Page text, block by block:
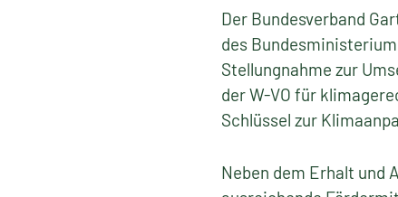
Der Bundesverband
des
Stellungnahme zur
der W-VO für
Schlüssel zur
Neben dem Erhalt und